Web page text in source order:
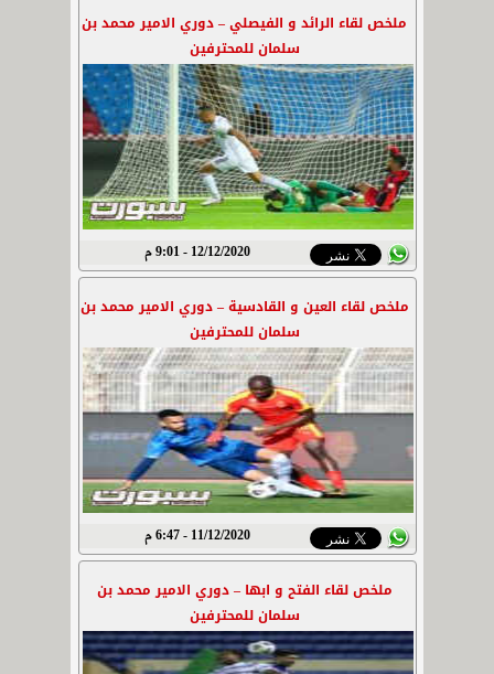
ملخص لقاء الرائد و الفيصلي – دوري الامير محمد بن
سلمان للمحترفين
12/12/2020 - 9:01 م
ملخص لقاء العين و القادسية – دوري الامير محمد بن
سلمان للمحترفين
11/12/2020 - 6:47 م
ملخص لقاء الفتح و ابها – دوري الامير محمد بن
سلمان للمحترفين